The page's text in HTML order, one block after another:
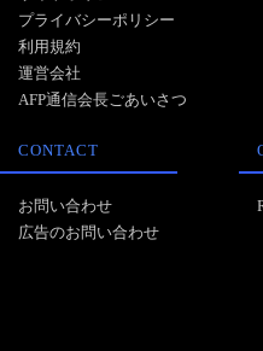
プライバシーポリシー
利用規約
運営会社
AFP通信会長ごあいさつ
CONTACT
お問い合わせ
広告のお問い合わせ